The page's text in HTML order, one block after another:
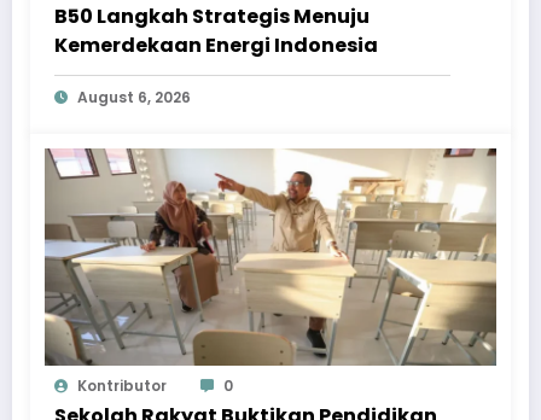
B50 Langkah Strategis Menuju
Kemerdekaan Energi Indonesia
August 6, 2026
Kontributor 0